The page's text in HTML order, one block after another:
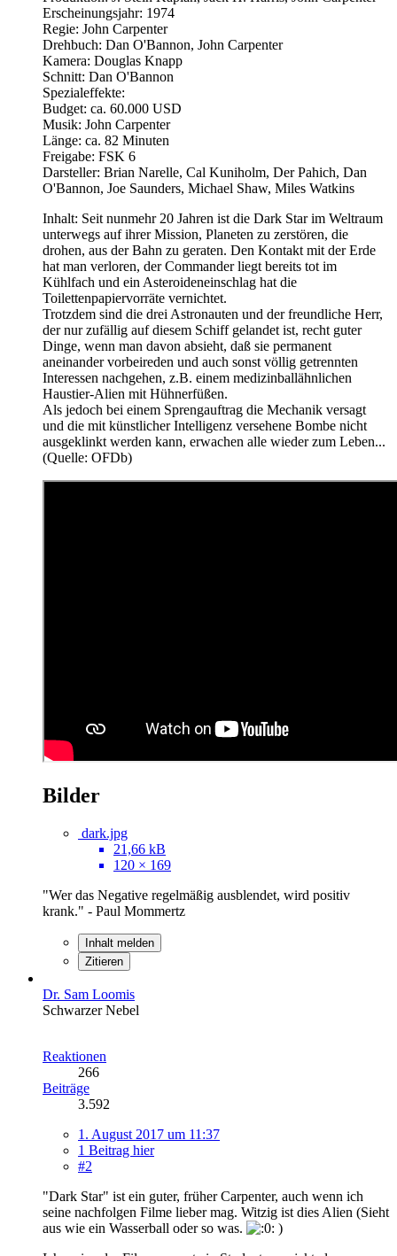
Erscheinungsjahr: 1974
Regie: John Carpenter
Drehbuch: Dan O'Bannon, John Carpenter
Kamera: Douglas Knapp
Schnitt: Dan O'Bannon
Spezialeffekte:
Budget: ca. 60.000 USD
Musik: John Carpenter
Länge: ca. 82 Minuten
Freigabe: FSK 6
Darsteller: Brian Narelle, Cal Kuniholm, Der Pahich, Dan
O'Bannon, Joe Saunders, Michael Shaw, Miles Watkins
Inhalt: Seit nunmehr 20 Jahren ist die Dark Star im Weltraum
unterwegs auf ihrer Mission, Planeten zu zerstören, die
drohen, aus der Bahn zu geraten. Den Kontakt mit der Erde
hat man verloren, der Commander liegt bereits tot im
Kühlfach und ein Asteroideneinschlag hat die
Toilettenpapiervorräte vernichtet.
Trotzdem sind die drei Astronauten und der freundliche Herr,
der nur zufällig auf diesem Schiff gelandet ist, recht guter
Dinge, wenn man davon absieht, daß sie permanent
aneinander vorbeireden und auch sonst völlig getrennten
Interessen nachgehen, z.B. einem medizinballähnlichen
Haustier-Alien mit Hühnerfüßen.
Als jedoch bei einem Sprengauftrag die Mechanik versagt
und die mit künstlicher Intelligenz versehene Bombe nicht
ausgeklinkt werden kann, erwachen alle wieder zum Leben...
(Quelle: OFDb)
Bilder
dark.jpg
21,66 kB
120 × 169
"Wer das Negative regelmäßig ausblendet, wird positiv
krank." - Paul Mommertz
Inhalt melden
Zitieren
Dr. Sam Loomis
Schwarzer Nebel
Reaktionen
266
Beiträge
3.592
1. August 2017 um 11:37
1 Beitrag hier
#2
"Dark Star" ist ein guter, früher Carpenter, auch wenn ich
seine nachfolgen Filme lieber mag. Witzig ist dies Alien (Sieht
aus wie ein Wasserball oder so was.
)